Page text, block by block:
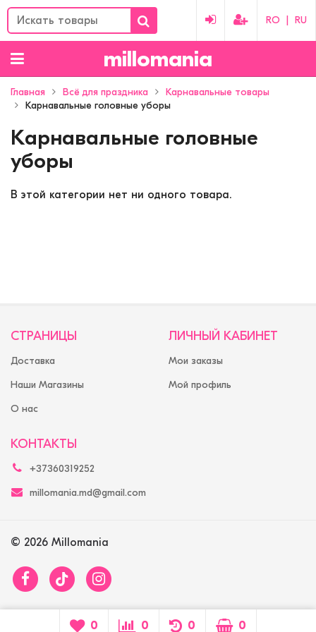
RO RU
millomania
Главная Всё для праздника
Карнавальные товары
Карнавальные головные уборы
Карнавальные головные
уборы
В этой категории нет ни одного товара.
СТРАНИЦЫ
Доставка
Наши Магазины
О нас
ЛИЧНЫЙ КАБИНЕТ
Мои заказы
Мой профиль
КОНТАКТЫ
+37360319252
millomania.md@gmail.com
© 2026 Millomania
0 0 0 0